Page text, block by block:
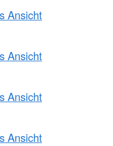
Ansicht
Ansicht
Ansicht
Ansicht